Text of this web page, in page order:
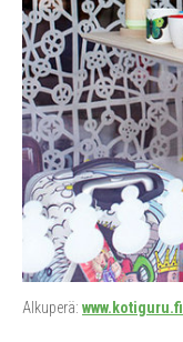
Alkuperä: www.kotiguru.fi